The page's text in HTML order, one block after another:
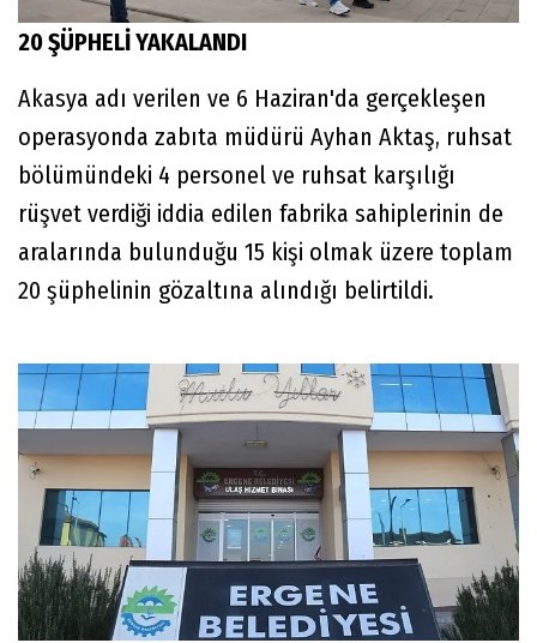
20 ŞÜPHELİ YAKALANDI
Akasya adı verilen ve 6 Haziran'da gerçekleşen
operasyonda zabıta müdürü Ayhan Aktaş, ruhsat
bölümündeki 4 personel ve ruhsat karşılığı
rüşvet verdiği iddia edilen fabrika sahiplerinin de
aralarında bulunduğu 15 kişi olmak üzere toplam
20 şüphelinin gözaltına alındığı belirtildi.